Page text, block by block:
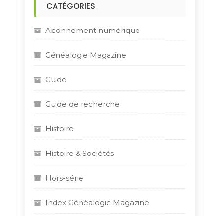
:
CATÉGORIES
Abonnement numérique
Généalogie Magazine
Guide
Guide de recherche
Histoire
Histoire & Sociétés
Hors-série
Index Généalogie Magazine